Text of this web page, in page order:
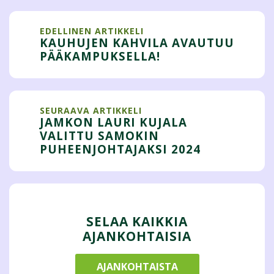
EDELLINEN ARTIKKELI
KAUHUJEN KAHVILA AVAUTUU
PÄÄKAMPUKSELLA!
SEURAAVA ARTIKKELI
JAMKON LAURI KUJALA
VALITTU SAMOKIN
PUHEENJOHTAJAKSI 2024
SELAA KAIKKIA
AJANKOHTAISIA
AJANKOHTAISTA